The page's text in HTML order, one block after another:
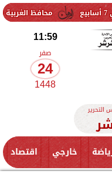
محافظ الغربية يستقبل نقيب
11:59
صفر
24
1448
التحرير
خارجي اقتصاد